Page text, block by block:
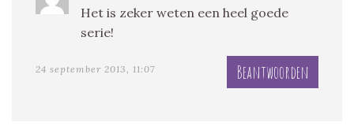
Het is zeker weten een heel goede
serie!
24 september 2013, 11:07 Beantwoorden